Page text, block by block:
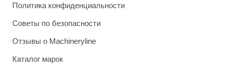
Политика конфиденциальности
Советы по безопасности
Отзывы о Machineryline
Каталог марок